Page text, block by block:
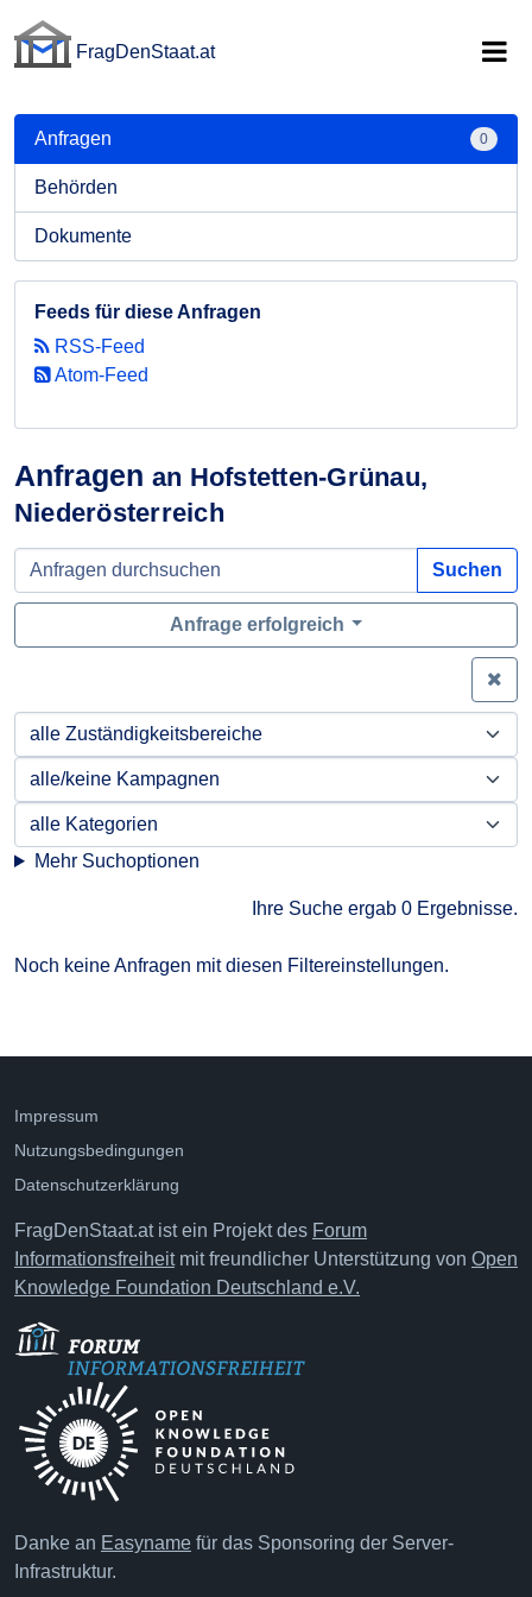
FragDenStaat.at
Anfragen an Hofstetten-Grünau,
Niederösterreich
Suchen
Anfrage erfolgreich
Mehr Suchoptionen
Ihre Suche ergab 0 Ergebnisse.
Noch keine Anfragen mit diesen Filtereinstellungen.
Anfragen 0
Behörden
Dokumente
Feeds für diese Anfragen
RSS-Feed
Atom-Feed
Impressum
Nutzungsbedingungen
Datenschutzerklärung
FragDenStaat.at ist ein Projekt des Forum
Informationsfreiheitmit freundlicher Unterstützung von Open
Knowledge Foundation Deutschland e.V.
Danke an Easyname für das Sponsoring der Server-
Infrastruktur.